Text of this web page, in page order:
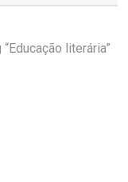
literária”